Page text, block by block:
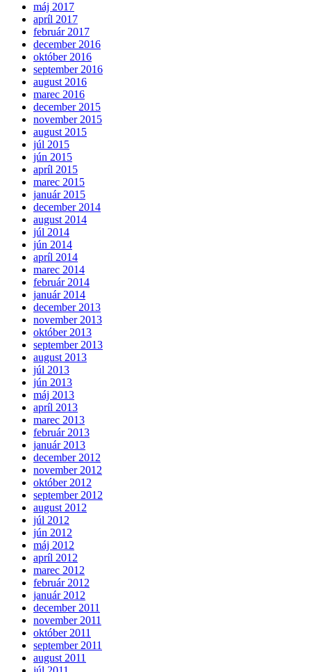
máj 2017
apríl 2017
február 2017
december 2016
október 2016
september 2016
august 2016
marec 2016
december 2015
november 2015
august 2015
júl 2015
jún 2015
apríl 2015
marec 2015
január 2015
december 2014
august 2014
júl 2014
jún 2014
apríl 2014
marec 2014
február 2014
január 2014
december 2013
november 2013
október 2013
september 2013
august 2013
júl 2013
jún 2013
máj 2013
apríl 2013
marec 2013
február 2013
január 2013
december 2012
november 2012
október 2012
september 2012
august 2012
júl 2012
jún 2012
máj 2012
apríl 2012
marec 2012
február 2012
január 2012
december 2011
november 2011
október 2011
september 2011
august 2011